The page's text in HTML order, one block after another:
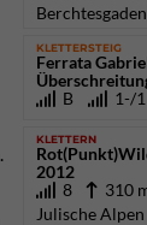
KLETTERSTEIG
Ferrata
B
KLETTERN
2012
8
310
Julische Alpen